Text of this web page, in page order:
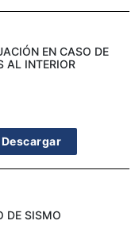
EN CASO DE
AL INTERIOR
Descargar
DE SISMO